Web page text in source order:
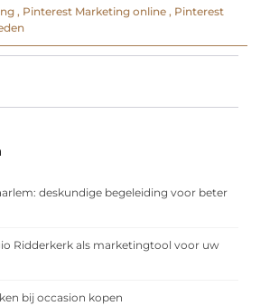
, Pinterest Marketing online , Pinterest
deskundige begeleiding voor beter
Ridderkerk als marketingtool voor uw
bij occasion kopen